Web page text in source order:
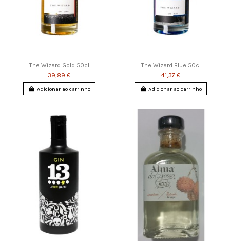
The Wizard Gold 50cl
39,89 €
Adicionar ao carrinho
The Wizard Blue 50cl
41,37 €
Adicionar ao carrinho